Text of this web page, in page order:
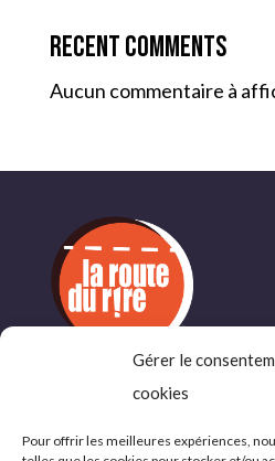
Gérer le
cookies
Pour offrir les meilleures expériences,
Recent Comments
Aucun commentaire à
INFORMATIONS